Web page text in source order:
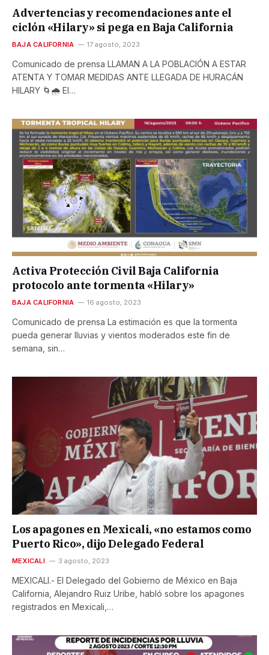
Advertencias y recomendaciones ante el
ciclón «Hilary» si pega en Baja California
BAJA CALIFORNIA 17 agosto, 2023
Comunicado de prensa LLAMAN A LA POBLACIÓN A ESTAR
ATENTA Y TOMAR MEDIDAS ANTE LLEGADA DE HURACÁN
HILARY 🌀🌧️ El…
Activa Protección Civil Baja California
protocolo ante tormenta «Hilary»
BAJA CALIFORNIA 16 agosto, 2023
Comunicado de prensa La estimación es que la tormenta
pueda generar lluvias y vientos moderados este fin de
semana, sin…
Los apagones en Mexicali, «no estamos como
Puerto Rico», dijo Delegado Federal
MEXICALI 3 agosto, 2023
MEXICALI.- El Delegado del Gobierno de México en Baja
California, Alejandro Ruiz Uribe, habló sobre los apagones
registrados en Mexicali,…